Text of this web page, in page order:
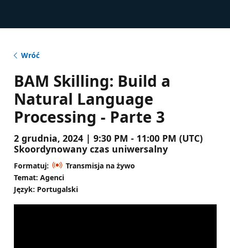
Wróć
BAM Skilling: Build a
Natural Language
Processing - Parte 3
2 grudnia, 2024 | 9:30 PM - 11:00 PM (UTC)
Skoordynowany czas uniwersalny
Formatuj:
Transmisja na żywo
Temat: Agenci
Język: Portugalski